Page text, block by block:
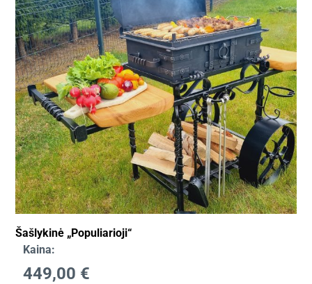
Šašlykinė „Populiarioji“
Kaina:
449,00 €